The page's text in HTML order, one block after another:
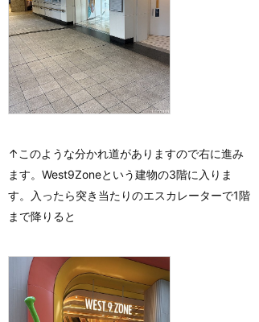
↑このような分かれ道がありますので右に進み
ます。West9Zoneという建物の3階に入りま
す。入ったら突き当たりのエスカレーターで1階
まで降りると